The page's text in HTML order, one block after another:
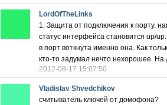
LordOfTheLinks
1. Защита от подключения к порту.
статус интерфейса становится up/
в порт воткнута именно она. Как
кто-то задумал нечто нехорошее. На
2012-08-17 15:07:50
Vladislav Shvedchikov
считыватель ключей от домофона?